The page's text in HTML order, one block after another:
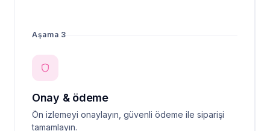
Aşama 3
Onay & ödeme
Ön izlemeyi onaylayın, güvenli ödeme ile siparişi
tamamlayın.